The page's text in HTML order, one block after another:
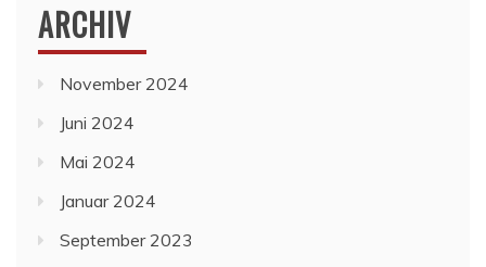
ARCHIV
November 2024
Juni 2024
Mai 2024
Januar 2024
September 2023